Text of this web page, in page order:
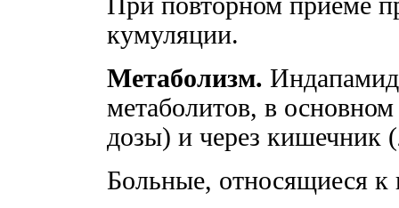
кумуляции.
Метаболизм.
метаболитов, в
дозы) и через кишечник
Больные, относящиеся к